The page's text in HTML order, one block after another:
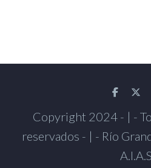
Copyright 2024 - | -
reservados - | - Río
A.I.A.S